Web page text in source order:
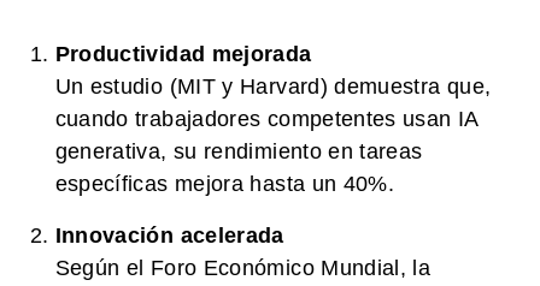
Productividad mejorada
Un estudio (MIT y Harvard) demuestra que,
cuando trabajadores competentes usan IA
generativa, su rendimiento en tareas
específicas mejora hasta un 40%.
Innovación acelerada
Según el Foro Económico Mundial, la